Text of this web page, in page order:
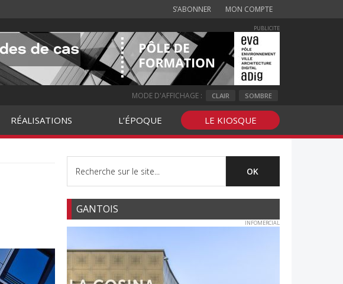
S’ABONNER MON COMPTE
PUBLICITE
MODE D'AFFICHAGE : CLAIR SOMBRE
RÉALISATIONS L’ÉPOQUE LE KIOSQUE
GANTOIS
INFOMERCIAL